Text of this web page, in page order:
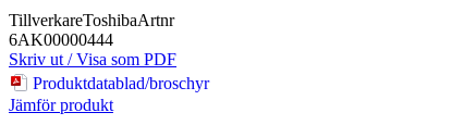
TillverkareToshibaArtnr
6AK00000444
Skriv ut / Visa som PDF
Produktdatablad/broschyr
Jämför produkt